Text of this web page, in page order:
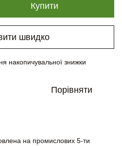
Купити
швидко
накопичувальної знижки
Порівняти
​​на промислових 5-ти